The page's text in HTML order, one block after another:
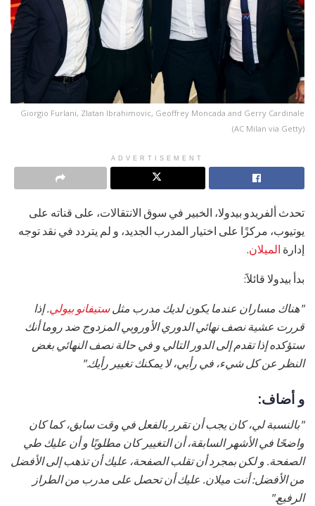
Giorgio Furlani, Zlatan Ibrahimovic, Geoffrey Moncada and Gerry Cardinale
(AC Milan via Getty)
ADVERTISEMENT
تحدث ألفريدو بيدولا، الخبير في سوق الانتقالات، على قناته على
يوتيوب، مركزًا على اختيار المدرب الجديد، و لم يتردد في نقد توجه
إدارة الميلان.
بدأ بيدولا قائلاََ:
"هناك مساران عندما يكون لديك مدرب مثلستيفانو بيولي. إذا
قررت عشية نصف نهائي الدوري الأوروبي المزدوج ضد روما أنك
ستؤكده إذا تقدم إلى الدور التالي و في حالة نصف النهائي بغض
النظر عن كل شيء، في رأيي، لا يمكنك تغيير رأيك."
و أضاف:
"بالنسبة لي، كان يجب أن تقرر بالفعل في وقت سابق، كما كان
واضحًا في الأشهر السابقة، أن التغيير كان مطلوبًا و أن عليك طي
الصفحة. و لكن بمجرد أن تقلب الصفحة، عليك أن تذهب إلى الأفضل
من الأفضل: أنت ميلان. عليك أن تحصل على مدرب من الطراز
الرفيع."